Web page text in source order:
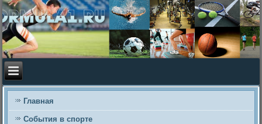
Главная
События в спорте